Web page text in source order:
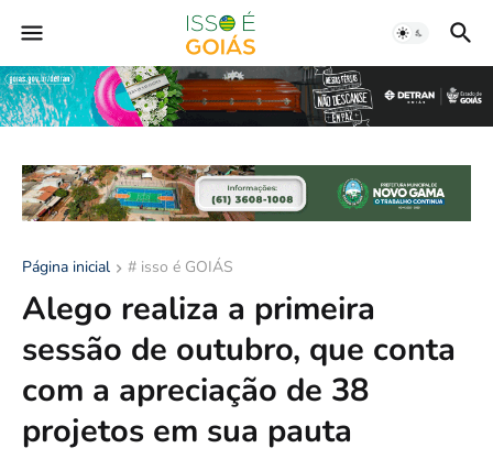
Página inicial # isso é GOIÁS
Alego realiza a primeira
sessão de outubro, que conta
com a apreciação de 38
projetos em sua pauta